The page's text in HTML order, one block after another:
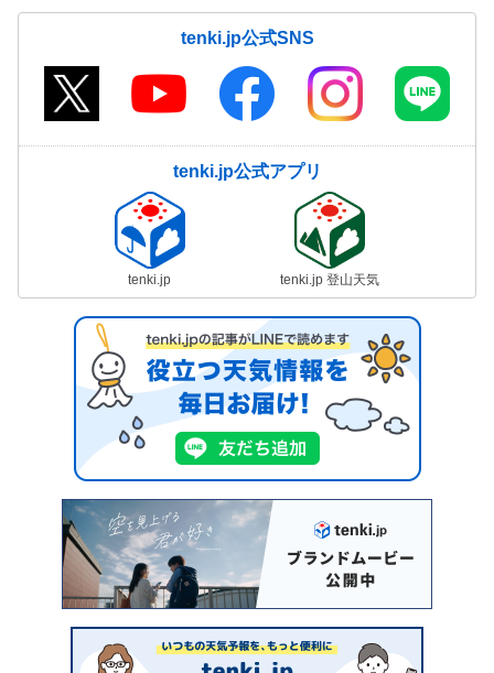
tenki.jp公式SNS
tenki.jp公式アプリ
tenki.jp tenki.jp 登山天気